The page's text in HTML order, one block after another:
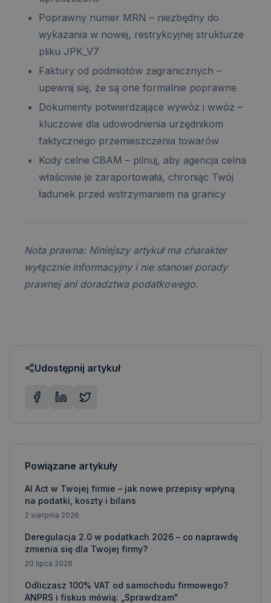
Poprawny numer MRN – niezbędny do
wykazania w nowej, restrykcyjnej strukturze
pliku JPK_V7
Faktury od podmiotów zagranicznych –
upewnij się, że są one formalnie poprawne
Dokumenty potwierdzające wywóz i wwóz –
kluczowe dla udowodnienia urzędnikom
faktycznego przemieszczenia towarów
Kody celne CBAM – pilnuj, aby agencja celna
właściwie je zaraportowała, chroniąc Twój
ładunek przed wstrzymaniem na granicy
Nota prawna: Niniejszy artykuł ma charakter
wyłącznie informacyjny i nie stanowi porady
prawnej ani doradztwa podatkowego.
Udostępnij artykuł
Powiązane artykuły
AI Act w Twojej firmie – jak nowe przepisy wpłyną
na podatki, koszty i bilans
2 sierpnia 2026
Deregulacja 2.0 w podatkach 2026 – co naprawdę
zmienia się dla Twojej firmy?
20 lipca 2026
Odliczasz 100% VAT od samochodu firmowego?
ANPRS i fiskus mówią: „Sprawdzam"